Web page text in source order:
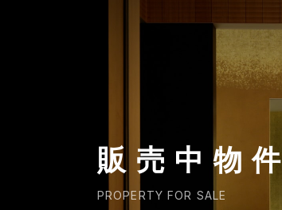
販売中物件
PROPERTY FOR SALE